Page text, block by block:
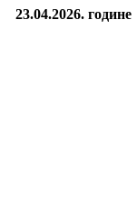
23.04.2026.године